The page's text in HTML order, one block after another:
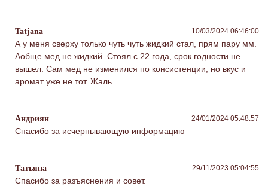
Tatjana 10/03/2024 06:46:00
А у меня сверху только чуть чуть жидкий стал, прям пару мм.
Аобще мед не жидкий. Стоял с 22 года, срок годности не
вышел. Сам мед не изменился по консистенции, но вкус и
аромат уже не тот. Жаль.
Андриян 24/01/2024 05:48:57
Спасибо за исчерпывающую информацию
Татьяна 29/11/2023 05:04:55
Спасибо за разъяснения и совет.